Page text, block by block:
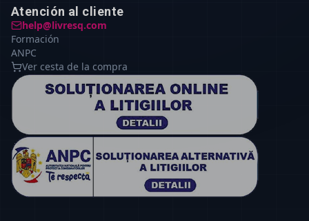
Atención al cliente
help@livresq.com
Formación
ANPC
Ver cesta de la compra